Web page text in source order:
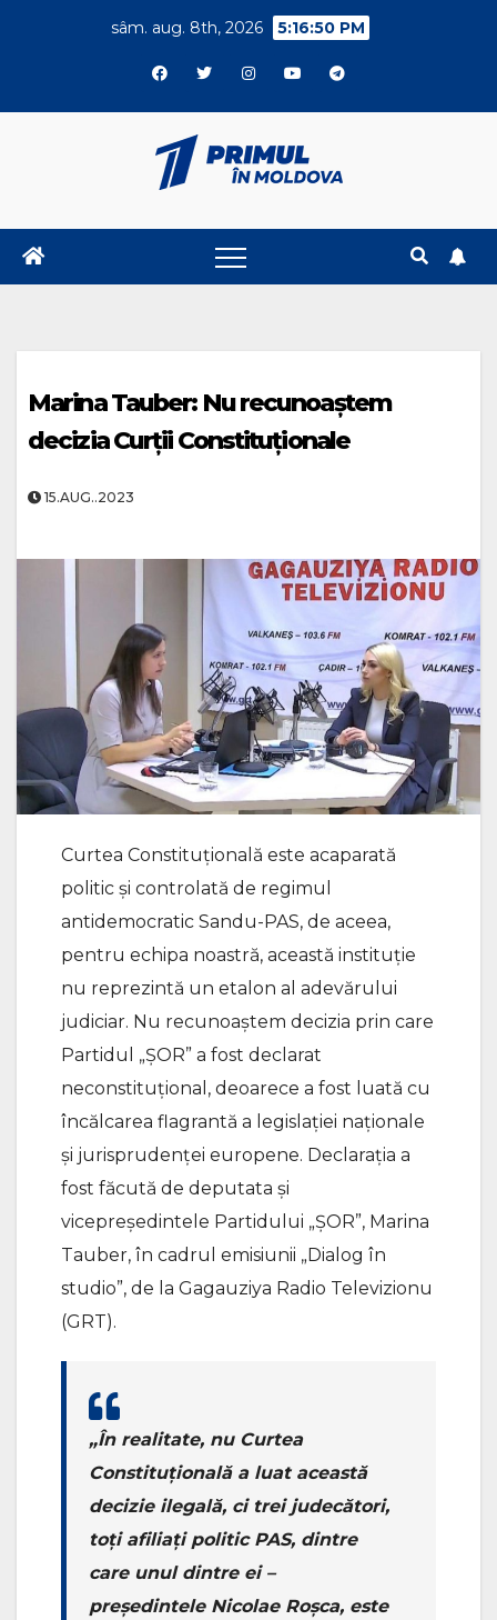
sâm. aug. 8th, 2026 5:16:50 PM
Marina Tauber: Nu recunoaștem
decizia Curții Constituționale
15.AUG..2023
Curtea Constituțională este acaparată
politic și controlată de regimul
antidemocratic Sandu-PAS, de aceea,
pentru echipa noastră, această instituție
nu reprezintă un etalon al adevărului
judiciar. Nu recunoaștem decizia prin care
Partidul „ȘOR” a fost declarat
neconstituțional, deoarece a fost luată cu
încălcarea flagrantă a legislației naționale
și jurisprudenței europene. Declarația a
fost făcută de deputata și
vicepreședintele Partidului „ȘOR”, Marina
Tauber, în cadrul emisiunii „Dialog în
studio”, de la Gagauziya Radio Televizionu
(GRT).
„În realitate, nu Curtea
Constituțională a luat această
decizie ilegală, ci trei judecători,
toți afiliați politic PAS, dintre
care unul dintre ei –
președintele Nicolae Roșca, este